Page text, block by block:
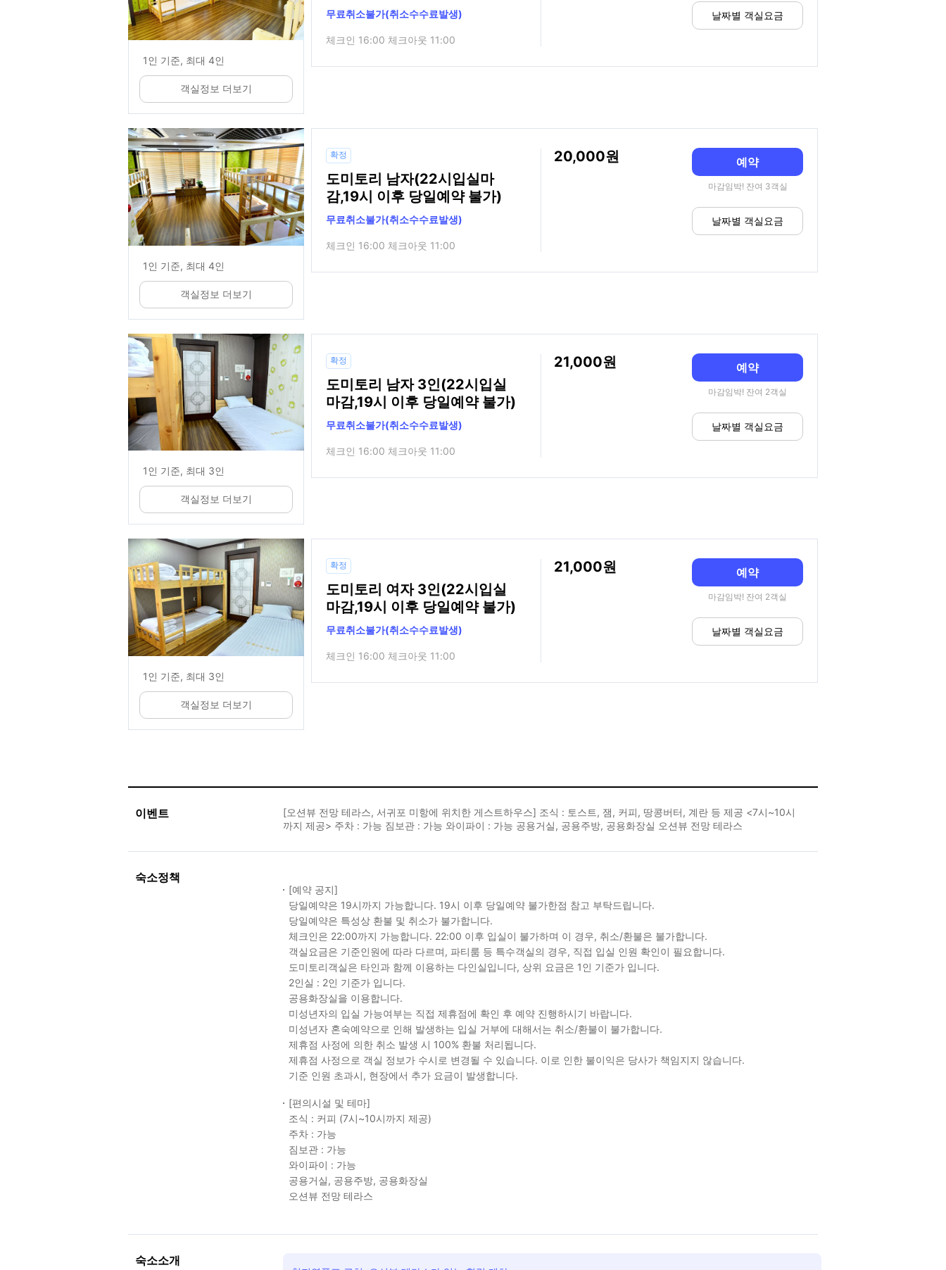
1인 기준, 최대 4인
객실정보 더보기
무료취소불가(취소수수료발생)
체크인 16:00 체크아웃 11:00
날짜별 객실요금
1인 기준, 최대 4인
객실정보 더보기
확정
도미토리 남자(22시입실마
감,19시 이후 당일예약 불가)
무료취소불가(취소수수료발생)
체크인 16:00 체크아웃 11:00
20,000 예약
마감임박! 잔여 3객실
날짜별 객실요금
1인 기준, 최대 3인
객실정보 더보기
확정
도미토리 남자 3인(22시입실
마감,19시 이후 당일예약 불가)
무료취소불가(취소수수료발생)
체크인 16:00 체크아웃 11:00
21,000 예약
마감임박! 잔여 2객실
날짜별 객실요금
1인 기준, 최대 3인
객실정보 더보기
확정
도미토리 여자 3인(22시입실
마감,19시 이후 당일예약 불가)
무료취소불가(취소수수료발생)
체크인 16:00 체크아웃 11:00
21,000 예약
마감임박! 잔여 2객실
날짜별 객실요금
이벤트
[오션뷰 전망 테라스, 서귀포 미항에 위치한 게스트하우스] 조식 : 토스트, 잼, 커피, 땅콩버터, 계란 등 제공 <7시~10시
까지 제공> 주차 : 가능 짐보관 : 가능 와이파이 : 가능 공용거실, 공용주방, 공용화장실 오션뷰 전망 테라스
숙소정책
[예약 공지]
당일예약은 19시까지 가능합니다. 19시 이후 당일예약 불가한점 참고 부탁드립니다.
당일예약은 특성상 환불 및 취소가 불가합니다.
체크인은 22:00까지 가능합니다. 22:00 이후 입실이 불가하며 이 경우, 취소/환불은 불가합니다.
객실요금은 기준인원에 따라 다르며, 파티룸 등 특수객실의 경우, 직접 입실 인원 확인이 필요합니다.
도미토리객실은 타인과 함께 이용하는 다인실입니다, 상위 요금은 1인 기준가 입니다.
2인실 : 2인 기준가 입니다.
공용화장실을 이용합니다.
미성년자의 입실 가능여부는 직접 제휴점에 확인 후 예약 진행하시기 바랍니다.
미성년자 혼숙예약으로 인해 발생하는 입실 거부에 대해서는 취소/환불이 불가합니다.
제휴점 사정에 의한 취소 발생 시 100% 환불 처리됩니다.
제휴점 사정으로 객실 정보가 수시로 변경될 수 있습니다. 이로 인한 불이익은 당사가 책임지지 않습니다.
기준 인원 초과시, 현장에서 추가 요금이 발생합니다.
[편의시설 및 테마]
조식 : 커피 (7시~10시까지 제공)
주차 : 가능
짐보관 : 가능
와이파이 : 가능
공용거실, 공용주방, 공용화장실
오션뷰 전망 테라스
숙소소개